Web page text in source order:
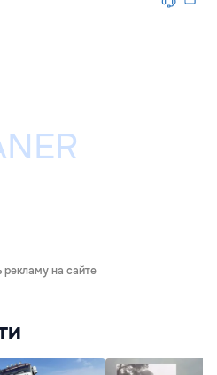
рекламу на сайте